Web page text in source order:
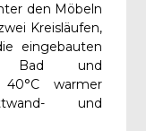
den Möbeln
Kreisläufen,
eingebauten
Bad und
40°C warmer
und